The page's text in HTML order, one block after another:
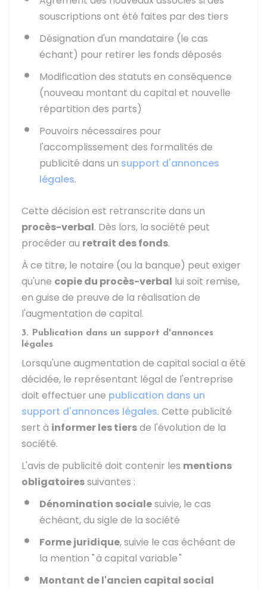
souscriptions ont été faites par des tiers
Désignation d'un mandataire (le cas
échant) pour retirer les fonds déposés
Modification des statuts en conséquence
(nouveau montant du capital et nouvelle
répartition des parts)
Pouvoirs nécessaires pour
l'accomplissement des formalités de
publicité dans un support d'annonces
légales.
Cette décision est retranscrite dans un
procès-verbal. Dès lors, la société peut
procéder au retrait des fonds.
À ce titre, le notaire (ou la banque) peut exiger
qu'une copie du procès-verbal lui soit remise,
en guise de preuve de la réalisation de
l'augmentation de capital.
3. Publication dans un support d'annonces
légales
Lorsqu'une augmentation de capital social a été
décidée, le représentant légal de l'entreprise
doit effectuer une publication dans un
support d'annonces légales. Cette publicité
sert à informer les tiersde l'évolution de la
société.
L'avis de publicité doit contenir les mentions
obligatoiressuivantes :
Dénomination socialesuivie, le cas
échéant, du sigle de la société
Forme juridique, suivie le cas échéant de
la mention " à capital variable "
Montant de l'ancien capital social